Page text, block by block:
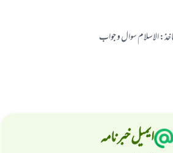
:الاسلام سوال و جواب
ایمیل خبرنامہ